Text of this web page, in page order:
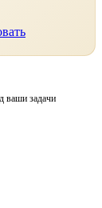
ваши задачи